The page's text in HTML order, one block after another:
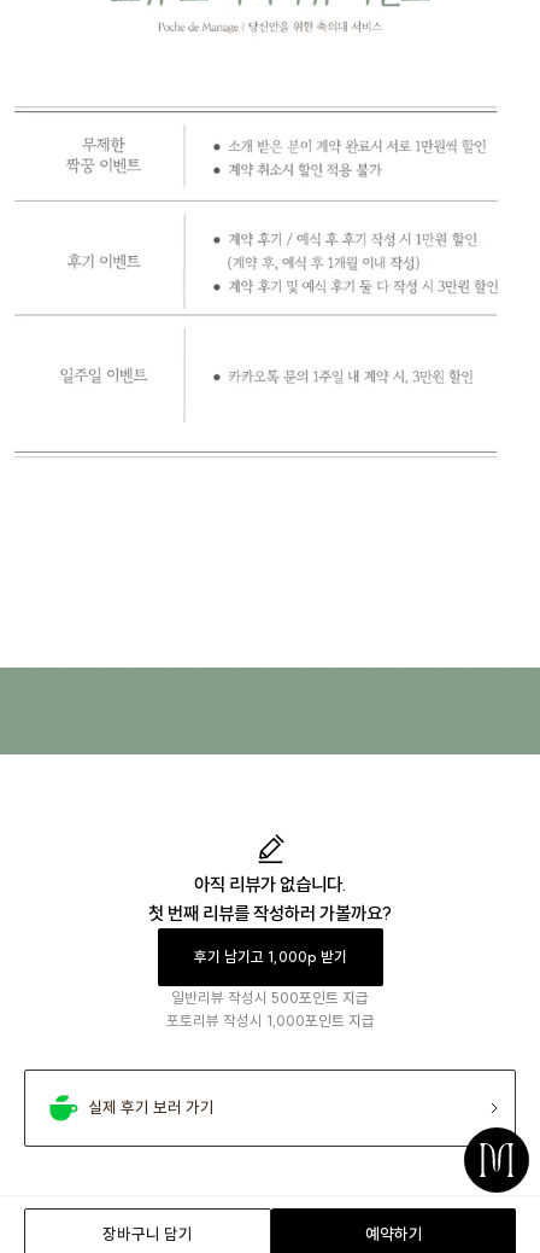
아직 리뷰가 없습니다.
첫 번째 리뷰를 작성하러 가볼까요?
후기 남기고 1,000p 받기
일반리뷰 작성시 500포인트 지급
포토리뷰 작성시 1,000포인트 지급
실제 후기 보러 가기
장바구니 담기 예약하기